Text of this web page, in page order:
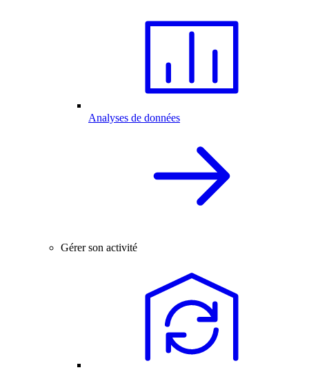
Analyses de données
Gérer son activité